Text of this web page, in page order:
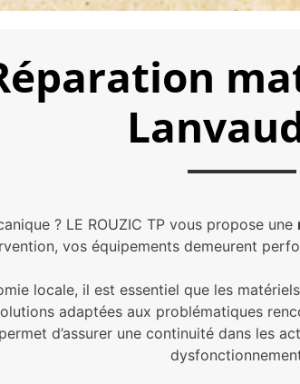
Réparation
? LE ROUZIC TP vous propose une
vos équipements demeurent
locale, il est essentiel que les
adaptées aux problématiques
permet d’assurer une continuité dans les